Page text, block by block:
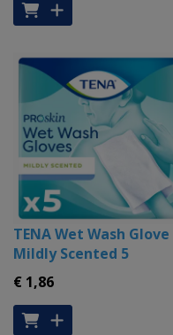
TENA Wet Wash Glove
Mildly Scented 5
€ 1,86